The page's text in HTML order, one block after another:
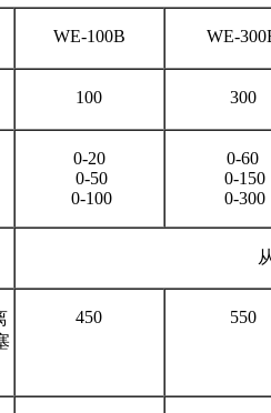
WE-100B WE-
100 300
0-20
0-50
0-100
0-60
0-150
0-300
450 550